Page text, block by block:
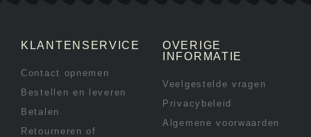
KLANTENSERVICE
Contact opnemen
Bestellen en leveren
Betalen
Retourneren of
OVERIGE
INFORMATIE
Veelgestelde vragen
Privacybeleid
Algemene voorwaarden